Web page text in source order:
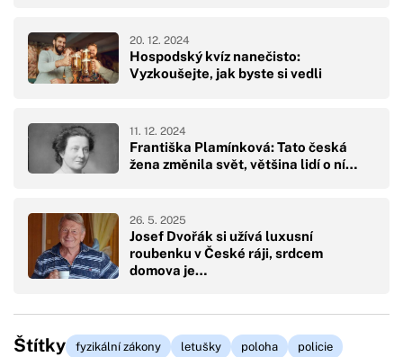
Hospodský kvíz nanečisto:
Vyzkoušejte, jak byste si vedli
20. 12. 2024
Františka Plamínková: Tato česká
žena změnila svět, většina lidí o ní…
11. 12. 2024
Josef Dvořák si užívá luxusní
roubenku v České ráji, srdcem
domova je…
26. 5. 2025
Štítky fyzikální zákony letušky poloha
policie